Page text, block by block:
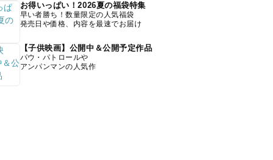
お得いっぱい！2026夏の福袋特集
早い者勝ち！数量限定の人気福袋
発売日や価格、内容を最速でお届け
【子供映画】公開中＆公開予定作品
パウ・パトロールや
アンパンマンの人気作